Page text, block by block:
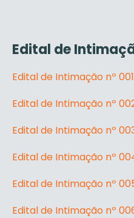
Edital de
Edital de Intimação nº
Edital de Intimação nº
Edital de Intimação nº
Edital de Intimação nº
Edital de Intimação nº
Edital de Intimação nº